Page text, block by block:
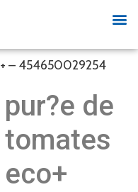
– 454650029254
pur?e de
tomates
eco+